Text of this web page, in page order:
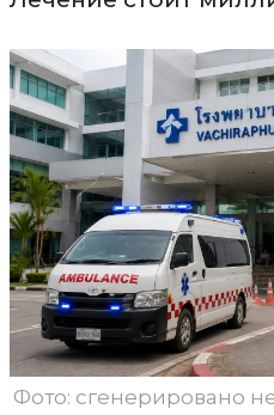
Фото: сгенерировано